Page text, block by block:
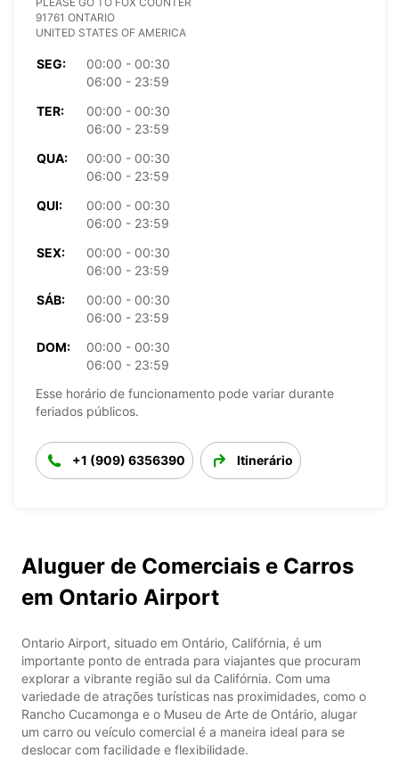
91761 ONTARIO
UNITED STATES OF AMERICA
SEG:
00:00 - 00:30
06:00 - 23:59
TER:
00:00 - 00:30
06:00 - 23:59
QUA:
00:00 - 00:30
06:00 - 23:59
QUI:
00:00 - 00:30
06:00 - 23:59
SEX:
00:00 - 00:30
06:00 - 23:59
SÁB:
00:00 - 00:30
06:00 - 23:59
DOM:
00:00 - 00:30
06:00 - 23:59
Esse horário de funcionamento pode variar durante
feriados públicos.
+1 (909) 6356390 Itinerário
Aluguer de Comerciais e Carros
em Ontario Airport
Ontario Airport, situado em Ontário, Califórnia, é um
importante ponto de entrada para viajantes que procuram
explorar a vibrante região sul da Califórnia. Com uma
variedade de atrações turísticas nas proximidades, como o
Rancho Cucamonga e o Museu de Arte de Ontário, alugar
um carro ou veículo comercial é a maneira ideal para se
deslocar com facilidade e flexibilidade.